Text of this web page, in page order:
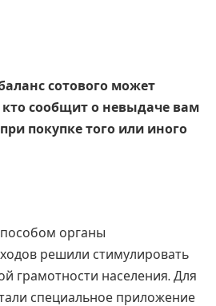
сотового может
сообщит о невыдаче вам
покупке того или иного
органы
решили стимулировать
грамотности населения. Для
специальное приложение